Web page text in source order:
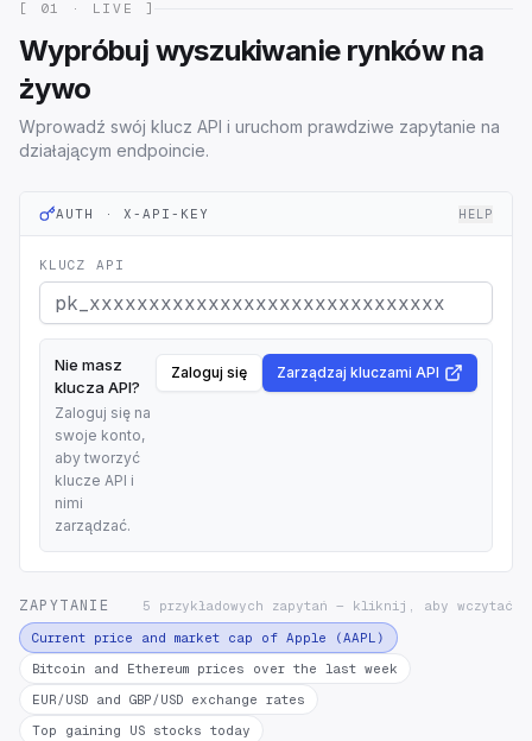
[ 01 · LIVE ]
Wypróbuj wyszukiwanie rynków na
żywo
Wprowadź swój klucz API i uruchom prawdziwe zapytanie na
działającym endpoincie.
AUTH · X-API-KEY HELP
KLUCZ API
Nie masz
klucza API?
Zaloguj się na
swoje konto,
aby tworzyć
klucze API i
nimi
zarządzać.
Zaloguj się Zarządzaj kluczami API
ZAPYTANIE 5 przykładowych zapytań — kliknij, aby wczytać
Current price and market cap of Apple (AAPL)
Bitcoin and Ethereum prices over the last week
EUR/USD and GBP/USD exchange rates
Top gaining US stocks today